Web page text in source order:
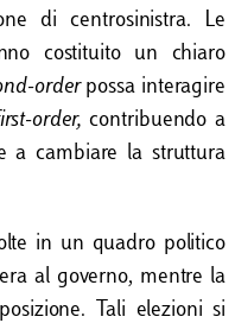
di centrosinistra. Le
costituito un chiaro
order possa interagire
order, contribuendo a
a cambiare la struttura
in un quadro politico
al governo, mentre la
Tali elezioni si